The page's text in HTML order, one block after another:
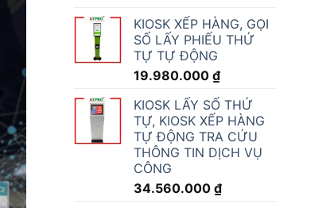
KIOSK XẾP HÀNG, GỌI
SỐ LẤY PHIẾU THỨ
TỰ TỰ ĐỘNG
19.980.000 ₫
KIOSK LẤY SỐ THỨ
TỰ, KIOSK XẾP HÀNG
TỰ ĐỘNG TRA CỨU
THÔNG TIN DỊCH VỤ
CÔNG
34.560.000 ₫